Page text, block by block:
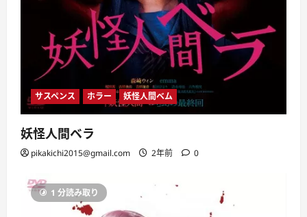
サスペンス ホラー 妖怪人間ベム
妖怪人間ベラ
pikakichi2015@gmail.com 2年前 0
1 分読み取り